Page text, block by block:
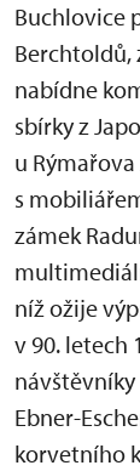
Buchlovice
Berchtoldů,
nabídne
sbírky z
u
s
zámek
níž ožije
v 90. letech
Ebner-
korvetního